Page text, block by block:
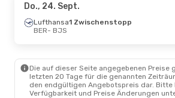
Do., 24. Sept.
Lufthansa1 Zwischenstopp
BER- BJS
Die auf dieser Seite angegebenen Preise
letzten 20 Tage für die genannten
den endgültigen Angebotspreis dar. Bitte
Verfügbarkeit und Preise Änderungen